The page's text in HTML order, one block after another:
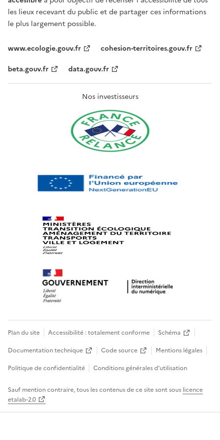
les lieux recevant du public et de partager ces informations
le plus largement possible.
www.ecologie.gouv.fr
cohesion-territoires.gouv.fr
beta.gouv.fr
data.gouv.fr
Nos investisseurs
Plan du site Accessibilité : totalement conforme
Schéma
Documentation technique
Code source
Mentions légales
Politique de confidentialité
Conditions générales d’utilisation
Sauf mention contraire, tous les contenus de ce site sont sous licence
etalab-2.0